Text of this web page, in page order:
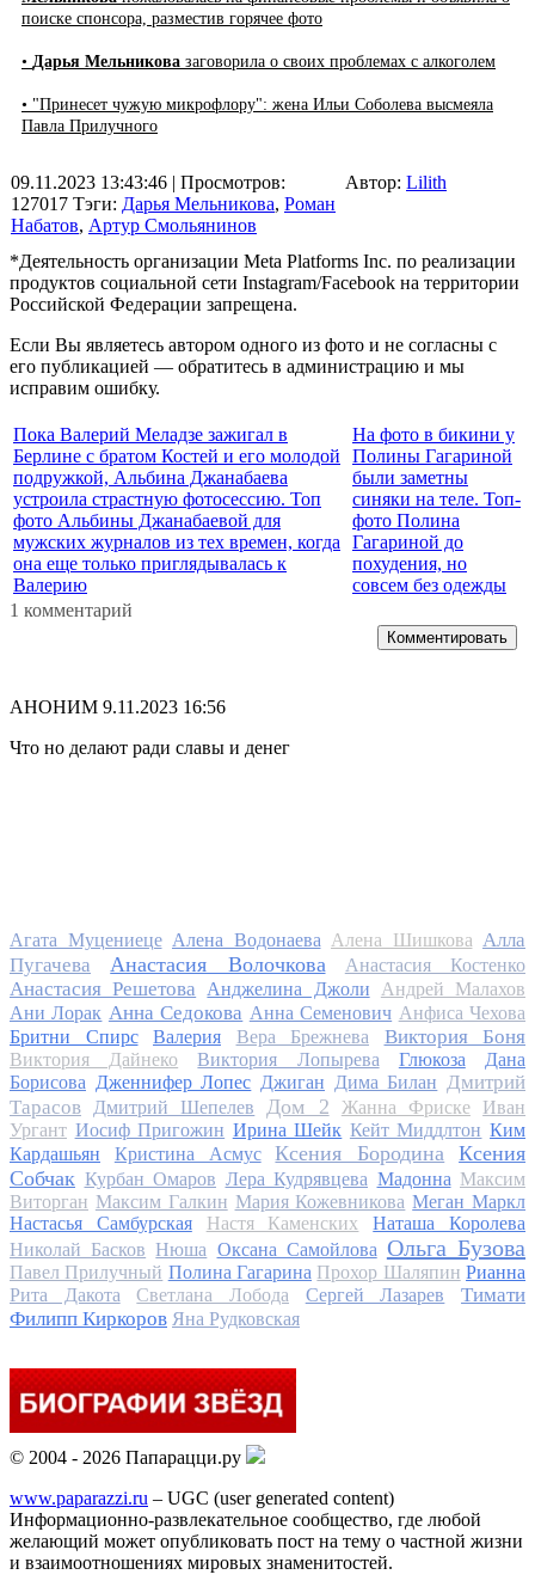
поиске спонсора, разместив горячее фото
• Дарья Мельникова заговорила о своих проблемах с алкоголем
• "Принесет чужую микрофлору": жена Ильи Соболева высмеяла
Павла Прилучного
09.11.2023 13:43:46 | Просмотров:
127017 Тэги: Дарья Мельникова, Роман
Набатов, Артур Смольянинов
Автор: Lilith
*Деятельность организации Meta Platforms Inc. по реализации
продуктов социальной сети Instagram/Facebook на территории
Российской Федерации запрещена.
Если Вы являетесь автором одного из фото и не согласны с
его публикацией — обратитесь в администрацию и мы
исправим ошибку.
Пока Валерий Меладзе зажигал в
Берлине с братом Костей и его молодой
подружкой, Альбина Джанабаева
устроила страстную фотосессию. Топ
фото Альбины Джанабаевой для
мужских журналов из тех времен, когда
она еще только приглядывалась к
Валерию
На фото в бикини у
Полины Гагариной
были заметны
синяки на теле. Топ-
фото Полина
Гагариной до
похудения, но
совсем без одежды
1 комментарий
Комментировать
АНОНИМ 9.11.2023 16:56
Что но делают ради славы и денег
Агата Муцениеце Алена Водонаева Алена Шишкова Алла
Пугачева
Анастасия Волочкова Анастасия Костенко
Анастасия Решетова Анджелина Джоли
Андрей Малахов
Ани Лорак Анна Седокова Анна Семенович Анфиса Чехова
Бритни Спирс
Валерия Вера Брежнева Виктория Боня
Виктория Дайнеко Виктория Лопырева Глюкоза
Дана
Борисова Дженнифер Лопес Джиган Дима Билан
Дмитрий
Тарасов
Дмитрий Шепелев Дом 2 Жанна Фриске
Иван
Ургант Иосиф Пригожин Ирина Шейк Кейт Миддлтон Ким
Кардашьян
Кристина Асмус Ксения Бородина
Ксения
Собчак Курбан Омаров Лера Кудрявцева Мадонна Максим
Виторган Максим Галкин Мария Кожевникова Меган Маркл
Настасья Самбурская
Настя Каменских
Наташа Королева
Николай Басков Нюша Оксана Самойлова Ольга Бузова
Павел Прилучный Полина Гагарина Прохор Шаляпин Рианна
Рита Дакота
Светлана Лобода Сергей Лазарев
Тимати
Филипп Киркоров Яна Рудковская
© 2004 - 2026 Папарацци.ру
www.paparazzi.ru – UGC (user generated content)
Информационно-развлекательное сообщество, где любой
желающий может опубликовать пост на тему о частной жизни
и взаимоотношениях мировых знаменитостей.